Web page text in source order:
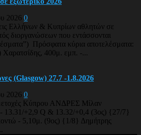
2026 0
Ελλήνων & Κυπρίων αθλητών σε
διοργανώσεων που εντάσσονται
Πρόσφατα κύρια αποτελέσματα:
400μ. εμπ. -...
(Glasgow) 27.7 -1.8.2026
2026 0
Κύπρου ΑΝΔΡΕΣ Μίλαν
- 13.31/+2,9 Q & 13.32/+0,4 (3ος) {27/7}
- 5,10μ. (9ος) {1/8} Δημήτρης